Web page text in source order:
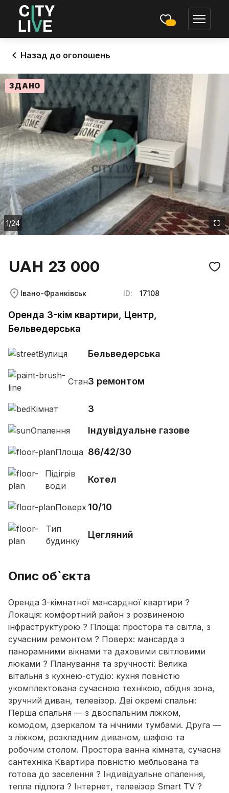
Назад до оголошень
ЗДАНО
1/24
UAH 23 000
Івано-Франківськ ID: 17108
Оренда 3-кім квартири, Центр,
Бельведерська
Вулиця Бельведерська
СтанЗ ремонтом
Кімнат 3
Опалення Індувідуальне газове
Площа 86/42/30
Підігрів
води
Котел
Поверх 10/10
Тип
будинку
Цегляний
Опис об`єкта
Оренда 3-кімнатної мансардної квартири ?️
Локація: комфортний район з розвиненою
інфраструктурою ? Площа: простора та світла, з
сучасним ремонтом ? Поверх: мансарда з
панорамними вікнами та даховими світловими
люками ? Планування та зручності: Велика
вітальня з кухнею-студіо: кухня повністю
укомплектована сучасною технікою, обідня зона,
зручний диван, телевізор. Дві окремі спальні:
Перша спальня — з двоспальним ліжком,
комодом, дзеркалом та нічними тумбами. Друга —
з ліжком, розкладним диваном, шафою та
робочим столом. Простора ванна кімната, сучасна
сантехніка Квартира повністю мебльована та
готова до заселення ? Індивідуальне опалення,
тепла підлога ? Інтернет, телевізор Smart TV ?️